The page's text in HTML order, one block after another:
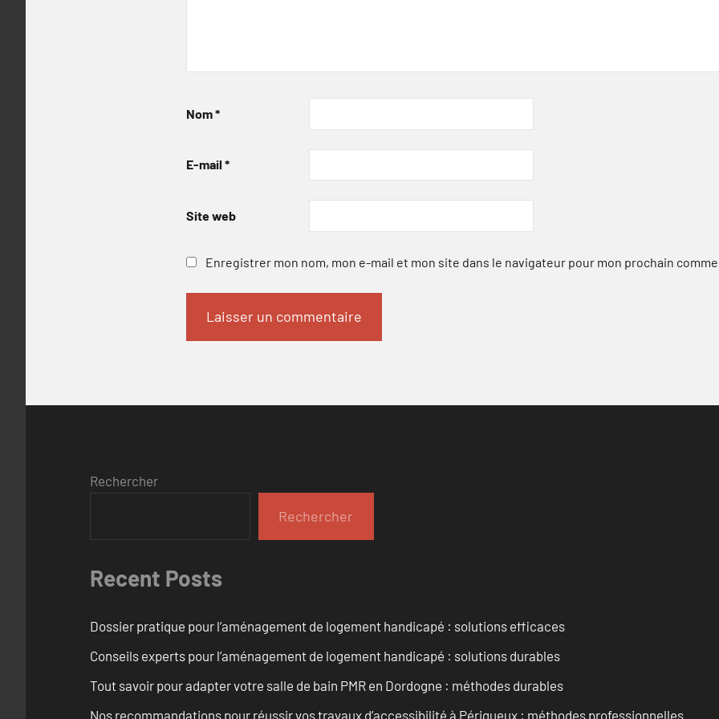
Nom*
E-mail *
Site web
Enregistrer mon nom, mon e-mail et mon site dans le navigateur pour mon prochain
Rechercher
Rechercher
Recent Posts
Dossier pratique pour l’aménagement de logement handicapé : solutions efficaces
Conseils experts pour l’aménagement de logement handicapé : solutions durables
Tout savoir pour adapter votre salle de bain PMR en Dordogne : méthodes durables
Nos recommandations pour réussir vos travaux d’accessibilité à Périgueux : méthodes professionnelles